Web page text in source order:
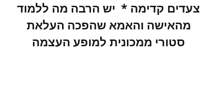
צעדים קדימה * יש הרבה מה ללמוד
מהאישה והאמא שהפכה העלאת
סטורי ממכונית למופע העצמה